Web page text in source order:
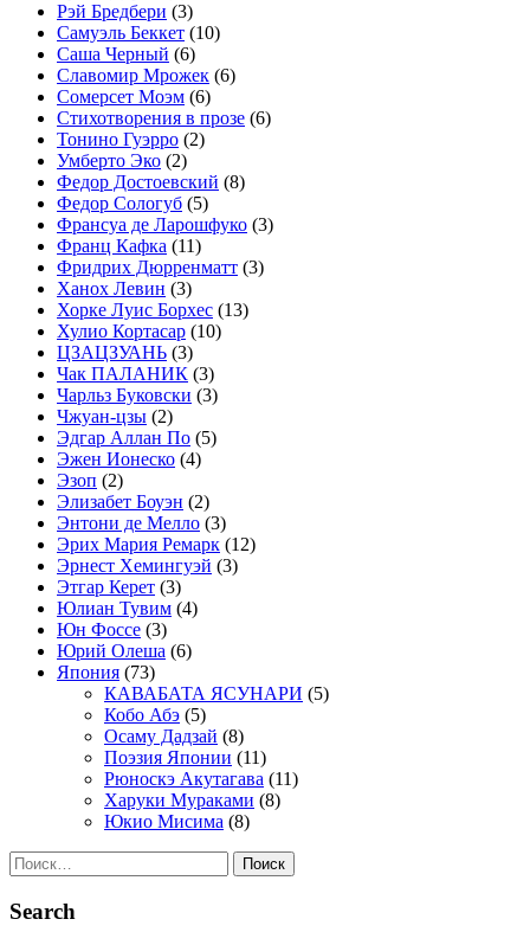
Рэй Бредбери (3)
Самуэль Беккет (10)
Саша Черный (6)
Славомир Мрожек (6)
Сомерсет Моэм (6)
Стихотворения в прозе (6)
Тонино Гуэрро (2)
Умберто Эко (2)
Федор Достоевский (8)
Федор Сологуб (5)
Франсуа де Ларошфуко (3)
Франц Кафка (11)
Фридрих Дюрренматт (3)
Ханох Левин (3)
Хорке Луис Борхес (13)
Хулио Кортасар (10)
ЦЗАЦЗУАНЬ (3)
Чак ПАЛАНИК (3)
Чарльз Буковски (3)
Чжуан-цзы (2)
Эдгар Аллан По (5)
Эжен Ионеско (4)
Эзоп (2)
Элизабет Боуэн (2)
Энтони де Мелло (3)
Эрих Мария Ремарк (12)
Эрнест Хемингуэй (3)
Этгар Керет (3)
Юлиан Тувим (4)
Юн Фоссе (3)
Юрий Олеша (6)
Япония (73)
КАВАБАТА ЯСУНАРИ (5)
Кобо Абэ (5)
Осаму Дадзай (8)
Поэзия Японии (11)
Рюноскэ Акутагава (11)
Харуки Мураками (8)
Юкио Мисима (8)
Найти:
Search